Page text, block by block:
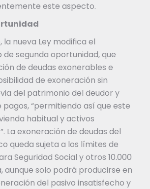
este aspecto.
nueva Ley modifica el
segunda oportunidad, que
de deudas exonerables e
de exoneración sin
del patrimonio del deudor y
“permitiendo así que este
habitual y activos
La exoneración de deudas del
queda sujeta a los límites de
Seguridad Social y otros 10.000
aunque solo podrá producirse en
del pasivo insatisfecho y